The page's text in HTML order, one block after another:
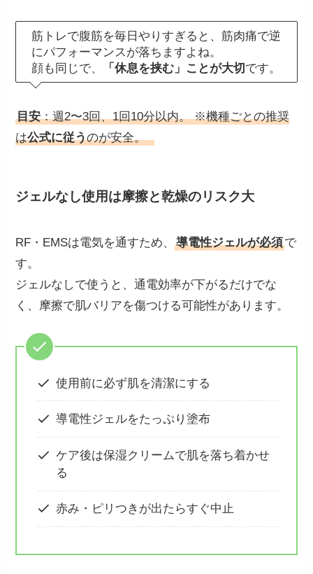
筋トレで腹筋を毎日やりすぎると、筋肉痛で逆
にパフォーマンスが落ちますよね。
顔も同じで、
「休息を挟む」ことが大切 です。
目安：週2〜3回、1回10分以内。 ※機種ごとの推奨
は公式に従うのが安全。
ジェルなし使用は摩擦と乾燥のリスク大
RF・EMSは電気を通すため、導電性ジェルが必須で
す。
ジェルなしで使うと、通電効率が下がるだけでな
く、摩擦で肌バリアを傷つける可能性があります。
使用前に必ず肌を清潔にする
導電性ジェルをたっぷり塗布
ケア後は保湿クリームで肌を落ち着かせ
る
赤み・ピリつきが出たらすぐ中止